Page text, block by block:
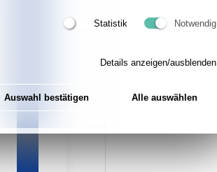
Statistik Notwendig
Details anzeigen/ausblenden
Auswahl bestätigen Alle auswählen